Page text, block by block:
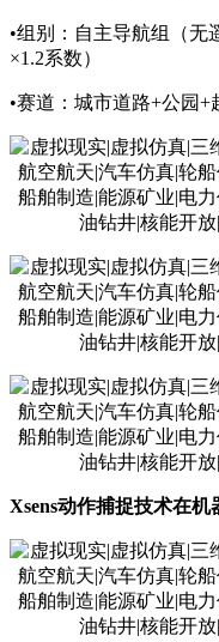
•组别：自主导航组（无
×1.2系数）
•赛道：城市道路+公园
Xsens动作捕捉技术在